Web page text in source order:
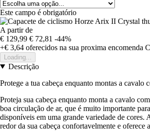
Este campo é obrigatório
A partir de
€ 129,99 € 72,81 -44%
+€ 3,64 oferecidos na sua proxima encomenda
Loading...
Descrição
Protege a tua cabeça enquanto montas a cavalo
Proteja sua cabeça enquanto monta a cavalo
boa circulação de ar, que é muito importante
disponíveis em uma grande variedade de cores.
redor da sua cabeça confortavelmente e